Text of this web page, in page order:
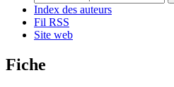
Index des auteurs
Fil RSS
Site web
Fiche